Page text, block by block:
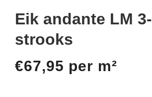
Eik andante LM 3-
strooks
€67,95 per m²